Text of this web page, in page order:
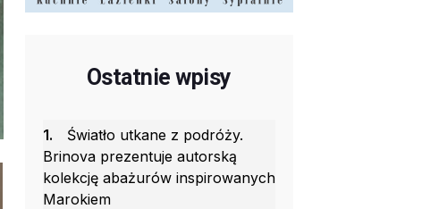
Ostatnie wpisy
1.
Światło utkane z podróży.
Brinova prezentuje autorską
kolekcję abażurów inspirowanych
Marokiem